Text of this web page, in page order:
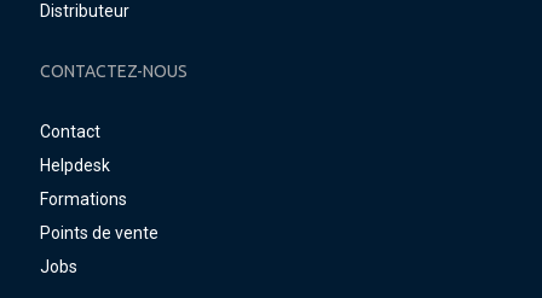
Distributeur
CONTACTEZ-NOUS
Contact
Helpdesk
Formations
Points de vente
Jobs